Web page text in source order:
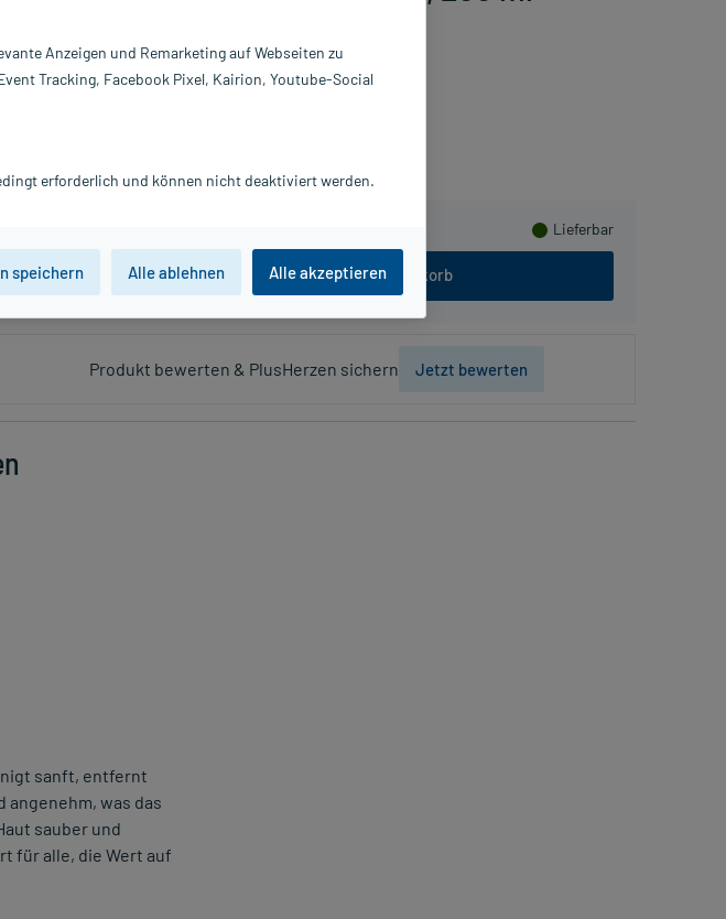
Grundpreis: 70,00 € / l
Lieferbar
In den Warenkorb
Produkt bewerten & PlusHerzen sichern Jetzt bewerten
sanft, entfernt
angenehm, was das
sauber und
für alle, die Wert auf
Anzeigen und Remarketing auf Webseiten zu
Tracking, Facebook Pixel, Kairion, Youtube-Social
erforderlich und können nicht deaktiviert werden.
speichern Alle ablehnen Alle akzeptieren